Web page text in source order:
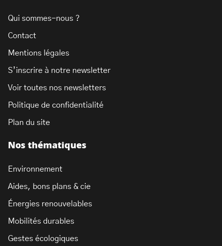
Nos thématiques
Environnement
Aides, bons plans & cie
Énergies renouvelables
Mobilités durables
Gestes écologiques
Qui sommes-nous ?
Contact
Mentions légales
S’inscrire à notre newsletter
Voir toutes nos newsletters
Politique de confidentialité
Plan du site